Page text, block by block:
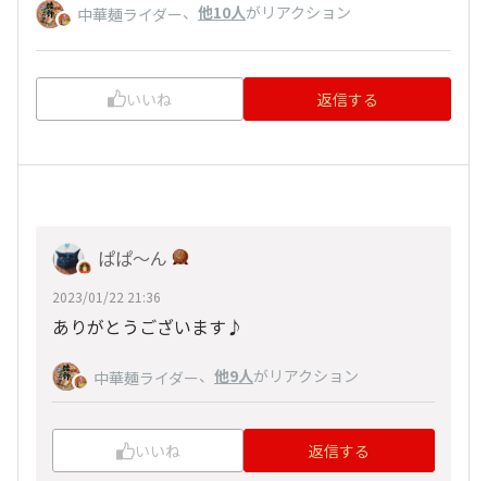
中華麺ライダー、 他10人がリアクション
いいね 返信する
ぱぱ〜ん
2023/01/22 21:36
ありがとうございます♪
中華麺ライダー、 他9人がリアクション
いいね 返信する